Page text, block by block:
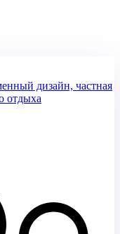
дизайн, частная
отдыха